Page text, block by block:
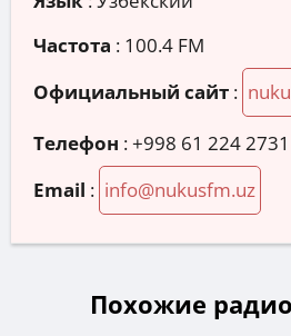
Частота : 100.4 FM
Официальный сайт :
Телефон :+998 61 224 2731
Email : info@nukusfm.uz
Похожие